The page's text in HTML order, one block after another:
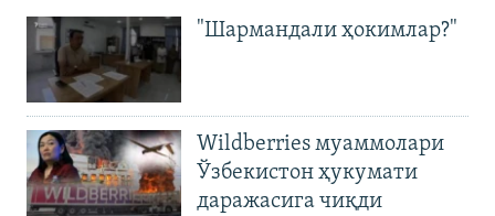
"Шармандали ҳокимлар?"
Wildberries муаммолари
Ўзбекистон ҳукумати
даражасига чиқди